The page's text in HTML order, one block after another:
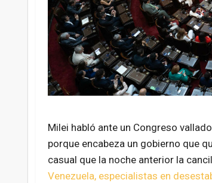
Milei habló ante un Congreso
porque encabeza un gobierno que
casual que la noche anterior la
Venezuela, especialistas en